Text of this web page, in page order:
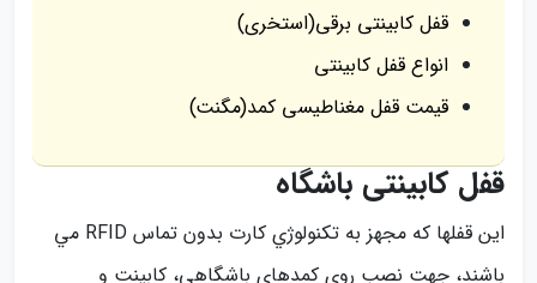
قفل کابینتی برقی(استخری)
انواع قفل کابینتی
قیمت قفل مغناطیسی کمد(مگنت)
قفل کابینتی باشگاه
اين قفلها كه مجهز به تكنولوژي كارت بدون تماس RFID مي
باشند، جهت نصب روي كمدهاي باشگاهي، كابينت و